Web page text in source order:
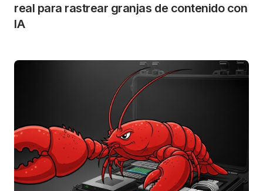
real para rastrear granjas de contenido con
IA